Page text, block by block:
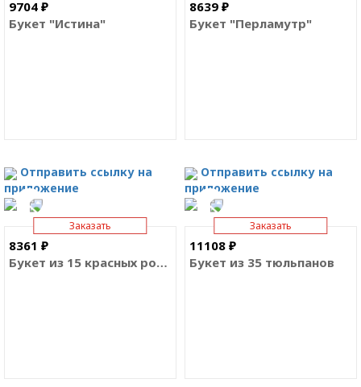
8639 ₽
Букет "Перламутр"
Отправить ссылку на
приложение
9704 ₽
Букет "Истина"
Отправить ссылку на
приложение
Заказать
11108 ₽
Букет из 35 тюльпанов
Заказать
8361 ₽
Букет из 15 красных роз Премиум